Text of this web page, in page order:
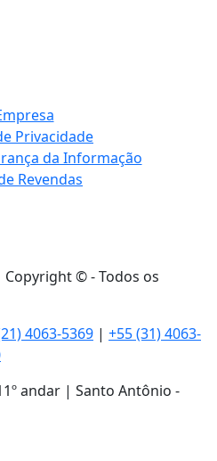
Privacidade
da Informação
Revendas
© - Todos os
4063-5369 | +55 (31) 4063-
andar | Santo Antônio -